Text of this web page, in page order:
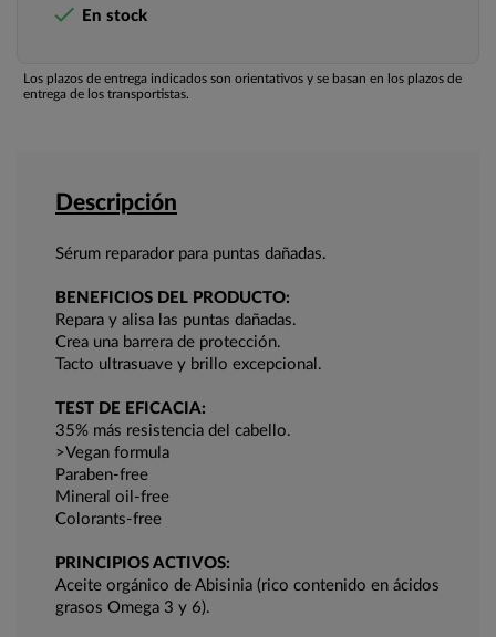
 En stock
Los plazos de entrega indicados son orientativos y se basan en los plazos de
entrega de los transportistas.
Descripción
Sérum reparador para puntas dañadas.
BENEFICIOS DEL PRODUCTO:
Repara y alisa las puntas dañadas.
Crea una barrera de protección.
Tacto ultrasuave y brillo excepcional.
TEST DE EFICACIA:
35% más resistencia del cabello.
>Vegan formula
Paraben-free
Mineral oil-free
Colorants-free
PRINCIPIOS ACTIVOS:
Aceite orgánico de Abisinia (rico contenido en ácidos
grasos Omega 3 y 6).